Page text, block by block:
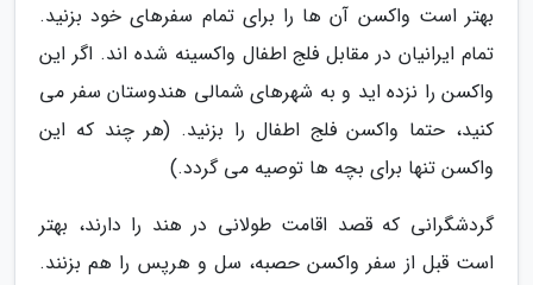
بهتر است واکسن آن ها را برای تمام سفرهای خود بزنید.
تمام ایرانیان در مقابل فلج اطفال واکسینه شده اند. اگر این
واکسن را نزده اید و به شهرهای شمالی هندوستان سفر می
کنید، حتما واکسن فلج اطفال را بزنید. (هر چند که این
واکسن تنها برای بچه ها توصیه می گردد.)
گردشگرانی که قصد اقامت طولانی در هند را دارند، بهتر
است قبل از سفر واکسن حصبه، سل و هرپس را هم بزنند.